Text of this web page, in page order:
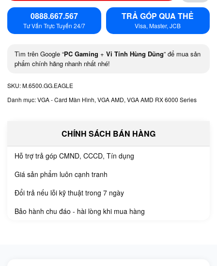
0888.667.567
Tư Vấn Trực Tuyến 24/7
TRẢ GÓP QUA THẺ
Visa, Master, JCB
Tìm trên Google “PC Gaming + Vi Tính Hùng Dũng” để mua sản
phẩm chính hãng nhanh nhất nhé!
SKU:M.6500.GG.EAGLE
Danh mục:VGA - Card Màn Hình, VGA AMD, VGA AMD RX 6000 Series
CHÍNH SÁCH BÁN HÀNG
Hỗ trợ trả góp CMND, CCCD, Tín dụng
Giá sản phẩm luôn cạnh tranh
Đổi trả nếu lỗi kỹ thuật trong 7 ngày
Bảo hành chu đáo - hài lòng khi mua hàng